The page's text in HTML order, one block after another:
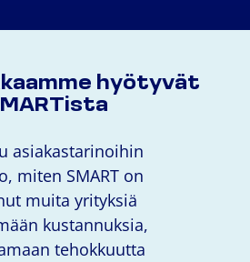
hyötyvät
asiakastarinoihin
miten SMART on
muita yrityksiä
kustannuksia,
tehokkuutta